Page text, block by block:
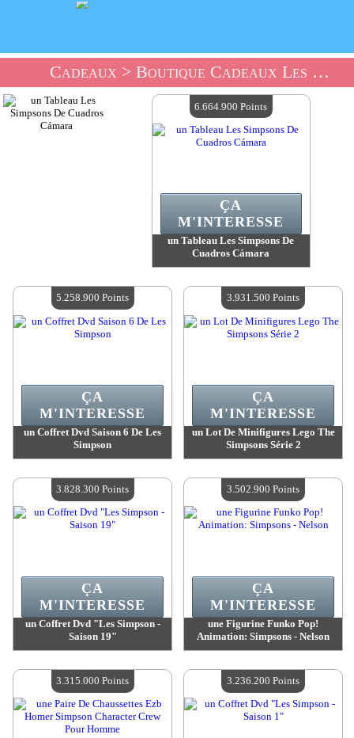
Cadeaux > Boutique Cadeaux Les Simpsons
un Tableau Les Simpsons De
Cuadros Cámara
Quantité Disponible :4
ÇA
M'INTERESSE
6.664.900 Points
un Coffret Dvd Saison 6 De Les
Simpson
Quantité Disponible :4
ÇA
M'INTERESSE
5.258.900 Points
un Lot De Minifigures Lego The
Simpsons Série 2
Quantité Disponible :4
ÇA
M'INTERESSE
3.931.500 Points
un Coffret Dvd "Les Simpson -
Saison 19"
Quantité Disponible :4
ÇA
M'INTERESSE
3.828.300 Points
une Figurine Funko Pop!
Animation: Simpsons - Nelson
Quantité Disponible :4
ÇA
M'INTERESSE
3.502.900 Points
3.315.000 Points 3.236.200 Points